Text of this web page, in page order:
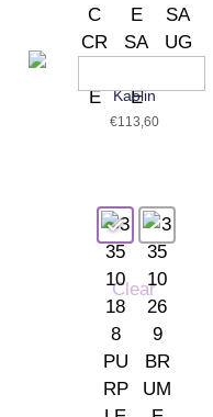
Kaolin
€113,60
Clear